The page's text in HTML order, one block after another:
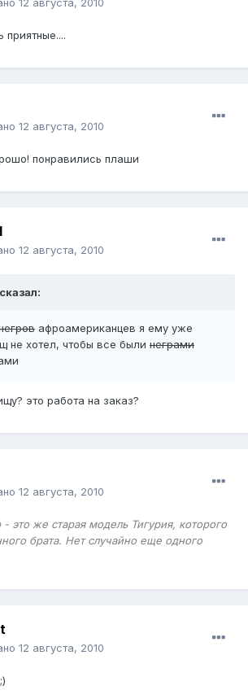
12 августа, 2010
понравились плаши
12 августа, 2010
афроамериканцев я ему уже
не хотел, чтобы все были неграми
это работа на заказ?
12 августа, 2010
это же старая модель Тигурия, которого
брата. Нет случайно еще одного
12 августа, 2010